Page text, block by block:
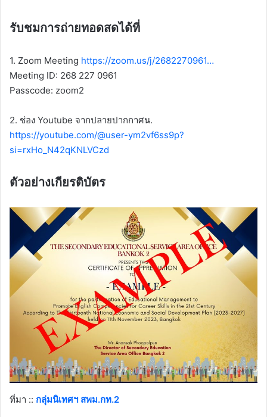
รับชมการถ่ายทอดสดได้ที่
1. Zoom Meeting https://zoom.us/j/2682270961…
Meeting ID: 268 227 0961
Passcode: zoom2
2. ช่อง Youtube จากปลายปากกาศน.
https://youtube.com/@user-ym2vf6ss9p?
si=rxHo_N42qKNLVCzd
ตัวอย่างเกียรติบัตร
ที่มา :: กลุ่มนิเทศฯ สพม.กท.2